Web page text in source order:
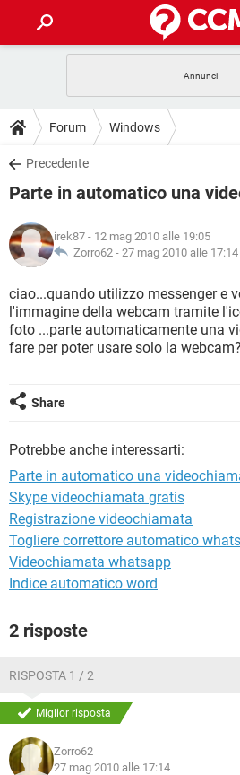
INTRATTENIMENTO
iOS
INSTAGRAM
TIKTOK
HARDWARE
GUIDE
COVID-19
INSTAGRAM
TIKTOK
HARDWARE
DOWNLOAD
COVID-19
INTRATTENIMENTO
iOS
INSTAGRAM
TIKTOK
HARDWARE
COVID-19
INTRATTENIMENTO
iOS
INSTAGRAM
HARDWARE
GLOSSARIO
COVID-19
INTRATTENIMENTO
iOS
TIKTOK
Forum Windows
Precedente
Parte in automatico una
irek87 - 12 mag 2010 alle 19:05
Zorro62 - 27 mag 2010 alle 17:14
ciao...quando utilizzo messenger e
l'immagine della webcam tramite
foto ...parte automaticamente una
fare per poter usare solo la
Share
Potrebbe anche interessarti:
Parte in automatico una
Skype videochiamata gratis
Registrazione videochiamata
Togliere correttore automatico
Videochiamata whatsapp
Indice automatico word
2 risposte
RISPOSTA 1 / 2
Miglior risposta
Zorro62
27 mag 2010 alle 17:14